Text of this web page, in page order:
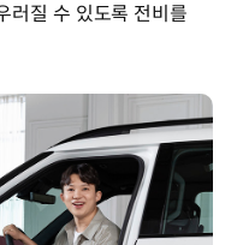
러질 수 있도록 전비를